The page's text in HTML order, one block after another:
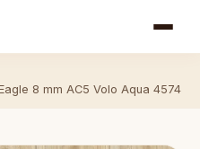
8 mm AC5 Volo Aqua 4574